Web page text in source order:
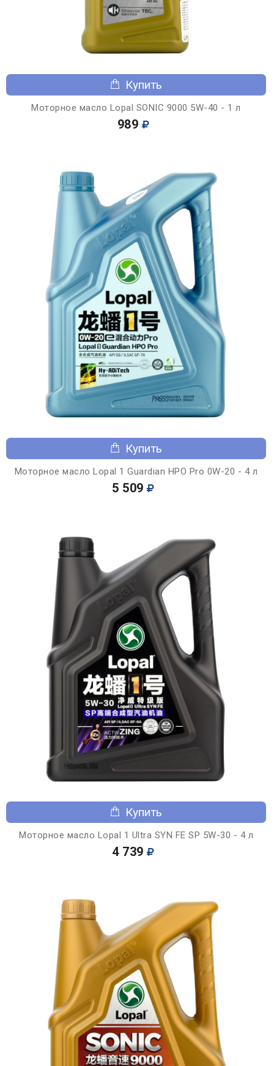
Купить
Моторное масло Lopal SONIC 9000 5W-40 - 1 л
989
Купить
Моторное масло Lopal 1 Guardian HPO Pro 0W-20 - 4 л
5 509
Купить
Моторное масло Lopal 1 Ultra SYN FE SP 5W-30 - 4 л
4 739